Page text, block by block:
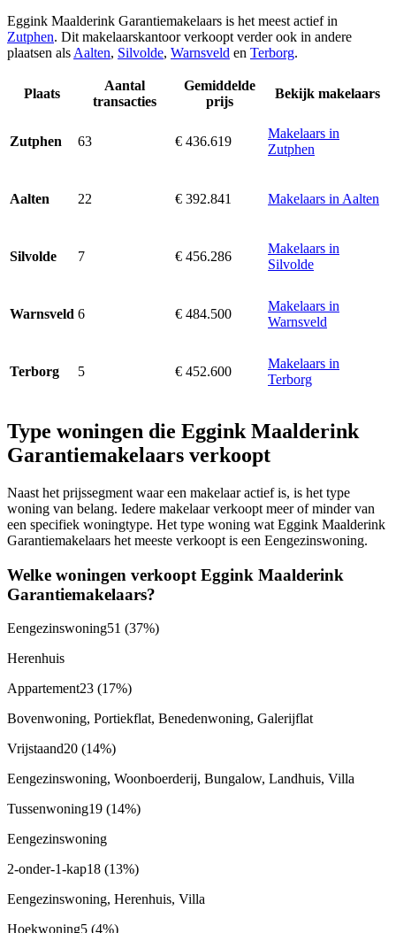
Eggink Maalderink Garantiemakelaars is het meest actief in
Zutphen. Dit makelaarskantoor verkoopt verder ook in andere
plaatsen als Aalten, Silvolde, Warnsveld en Terborg.
Plaats
Aantal
transacties
Gemiddelde
prijs
Bekijk makelaars
Zutphen 63 € 436.619
Makelaars in
Zutphen
Aalten 22 € 392.841 Makelaars in Aalten
Silvolde 7 € 456.286
Makelaars in
Silvolde
Warnsveld 6 € 484.500
Makelaars in
Warnsveld
Terborg 5 € 452.600
Makelaars in
Terborg
Type woningen die Eggink Maalderink
Garantiemakelaars verkoopt
Naast het prijssegment waar een makelaar actief is, is het type
woning van belang. Iedere makelaar verkoopt meer of minder van
een specifiek woningtype. Het type woning wat Eggink Maalderink
Garantiemakelaars het meeste verkoopt is een Eengezinswoning.
Welke woningen verkoopt Eggink Maalderink
Garantiemakelaars?
Eengezinswoning51 (37%)
Herenhuis
Appartement23 (17%)
Bovenwoning, Portiekflat, Benedenwoning, Galerijflat
Vrijstaand20 (14%)
Eengezinswoning, Woonboerderij, Bungalow, Landhuis, Villa
Tussenwoning19 (14%)
Eengezinswoning
2-onder-1-kap18 (13%)
Eengezinswoning, Herenhuis, Villa
Hoekwoning5 (4%)